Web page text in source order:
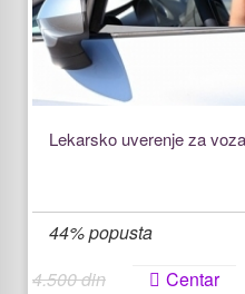
Lekarsko uverenje za
44% popusta
4.500 din Centar